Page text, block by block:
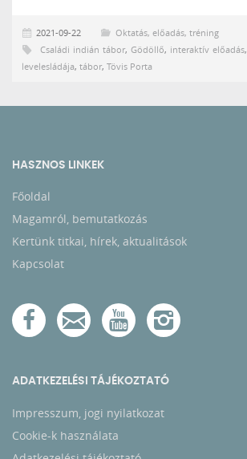
2021-09-22
Oktatás, előadás, tréning
Családi indián tábor, Gödöllő, interaktív előadás,
levelesládája, tábor, Tövis Porta
HASZNOS LINKEK
Főoldal
Magamról, bemutatkozás
Kertünk titkai, hírek, aktualitások
Kapcsolat
ADATKEZELÉSI TÁJÉKOZTATÓ
Impresszum, jogi nyilatkozat
Cookie-k használata